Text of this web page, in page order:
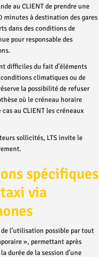
au CLIENT de prendre une
minutes à destination des gares
dans des conditions de
pour responsable des
difficiles du fait d’éléments
climatiques ou de
la possibilité de refuser
où le créneau horaire
au CLIENT les créneaux
sollicités, LTS invite le
spécifiques
via
l’utilisation possible par tout
», permettant après
durée de la session d’une